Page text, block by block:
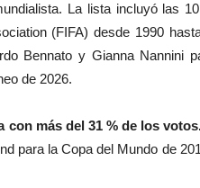
La lista incluyó las
(FIFA) desde 1990
Bennato y Gianna Nannini
de 2026.
con más del 31 % de los
para la Copa del Mundo de